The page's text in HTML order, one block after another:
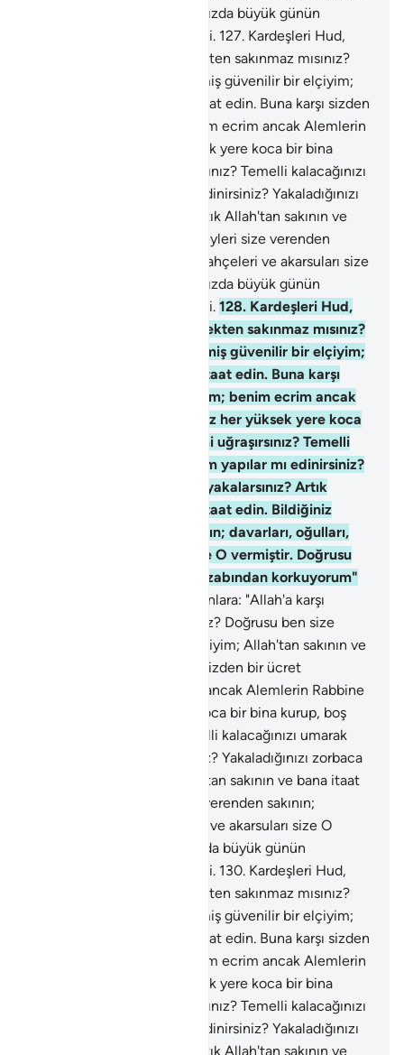
O vermiştir. Doğrusu hakkınızda büyük günün
azabından korkuyorum" dedi. 127. Kardeşleri Hud,
onlara: "Allah'a karşı gelmekten sakınmaz mısınız?
Doğrusu ben size gönderilmiş güvenilir bir elçiyim;
Allah'tan sakının ve bana itaat edin. Buna karşı sizden
bir ücret istemiyorum; benim ecrim ancak Alemlerin
Rabbine aittir. Siz her yüksek yere koca bir bina
kurup, boş şeyle mi uğraşırsınız? Temelli kalacağınızı
umarak sağlam yapılar mı edinirsiniz? Yakaladığınızı
zorbaca mı yakalarsınız? Artık Allah'tan sakının ve
bana itaat edin. Bildiğiniz şeyleri size verenden
sakının; davarları, oğulları, bahçeleri ve akarsuları size
O vermiştir. Doğrusu hakkınızda büyük günün
azabından korkuyorum" dedi. 128. Kardeşleri Hud,
onlara: "Allah'a karşı gelmekten sakınmaz mısınız?
Doğrusu ben size gönderilmiş güvenilir bir elçiyim;
Allah'tan sakının ve bana itaat edin. Buna karşı
sizden bir ücret istemiyorum; benim ecrim ancak
Alemlerin Rabbine aittir. Siz her yüksek yere koca
bir bina kurup, boş şeyle mi uğraşırsınız? Temelli
kalacağınızı umarak sağlam yapılar mı edinirsiniz?
Yakaladığınızı zorbaca mı yakalarsınız? Artık
Allah'tan sakının ve bana itaat edin. Bildiğiniz
şeyleri size verenden sakının; davarları, oğulları,
bahçeleri ve akarsuları size O vermiştir. Doğrusu
hakkınızda büyük günün azabından korkuyorum"
Kardeşleri Hud, onlara: "Allah'a karşı
gelmekten sakınmaz mısınız? Doğrusu ben size
gönderilmiş güvenilir bir elçiyim; Allah'tan sakının ve
bana itaat edin. Buna karşı sizden bir ücret
istemiyorum; benim ecrim ancak Alemlerin Rabbine
aittir. Siz her yüksek yere koca bir bina kurup, boş
şeyle mi uğraşırsınız? Temelli kalacağınızı umarak
sağlam yapılar mı edinirsiniz? Yakaladığınızı zorbaca
mı yakalarsınız? Artık Allah'tan sakının ve bana itaat
edin. Bildiğiniz şeyleri size verenden sakının;
davarları, oğulları, bahçeleri ve akarsuları size O
vermiştir. Doğrusu hakkınızda büyük günün
azabından korkuyorum" dedi. 130. Kardeşleri Hud,
onlara: "Allah'a karşı gelmekten sakınmaz mısınız?
Doğrusu ben size gönderilmiş güvenilir bir elçiyim;
Allah'tan sakının ve bana itaat edin. Buna karşı sizden
bir ücret istemiyorum; benim ecrim ancak Alemlerin
Rabbine aittir. Siz her yüksek yere koca bir bina
kurup, boş şeyle mi uğraşırsınız? Temelli kalacağınızı
umarak sağlam yapılar mı edinirsiniz? Yakaladığınızı
zorbaca mı yakalarsınız? Artık Allah'tan sakının ve